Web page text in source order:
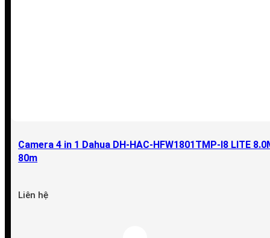
Camera 4 in 1 Dahua DH-HAC-HFW1801TMP-I8 LITE
80m
Liên hệ